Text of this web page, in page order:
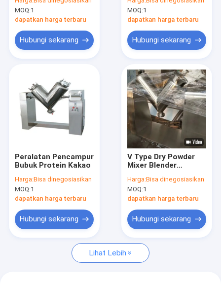
Produk
Tentang kita
Wisata pabrik
Berita
Semua Kasus
Pengering Semprot Sentrifugal Berkecepatan Tinggi
MOQ:1
dapatkan harga terbaru
Hubungi sekarang
Pencampur
MOQ:1
dapatkan harga terbaru
Hubungi sekarang
Peralatan Pencampur
Bubuk Protein Kakao
Harga:Bisa dinegosiasikan
MOQ:1
dapatkan harga terbaru
Hubungi sekarang
V Type Dry Powder
Mixer Blender
rempah Partikel
Mesin Pencampur
Masala
Harga:Bisa dinegosiasikan
MOQ:1
dapatkan harga terbaru
Hubungi sekarang
Lihat Lebih